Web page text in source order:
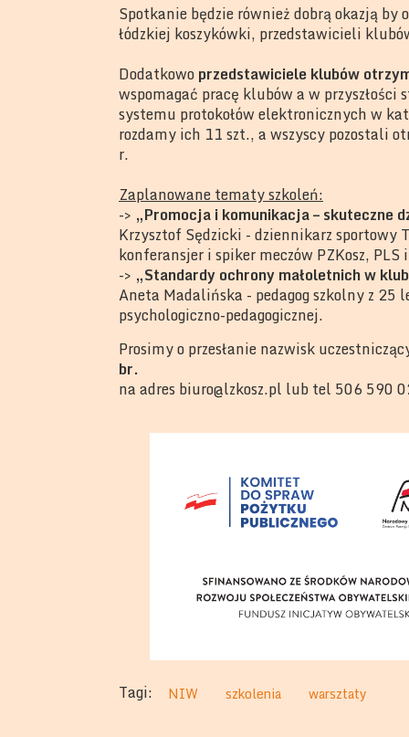
Spotkanie będzie również dobrą okazją
łódzkiej koszykówki, przedstawicieli
Dodatkowoprzedstawiciele klubów
wspomagać pracę klubów a w
systemu protokołów elektronicznych w
rozdamy ich 11 szt., a wszyscy pozostali
r.
Zaplanowane tematy szkoleń:
-> „Promocja i komunikacja – skuteczne
Krzysztof Sędzicki - dziennikarz sportowy
konferansjer i spiker meczów PZKosz, PLS
-> „Standardy ochrony małoletnich w
Aneta Madalińska - pedagog szkolny z
psychologiczno-pedagogicznej.
Prosimy o przesłanie nazwisk
br.
na adres biuro@lzkosz.pl lub tel 506 590
Tagi: NIW szkolenia warsztaty